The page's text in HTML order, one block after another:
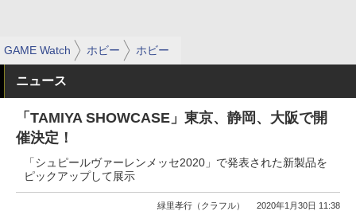
GAME Watch ホビー ホビー
ニュース
「TAMIYA SHOWCASE」東京、静岡、大阪で開
催決定！
「シュピールヴァーレンメッセ2020」で発表された新製品を
ピックアップして展示
緑里孝行（クラフル） 2020年1月30日 11:38